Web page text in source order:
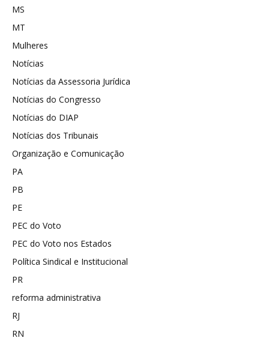
MS
MT
Mulheres
Notícias
Notícias da Assessoria Jurídica
Notícias do Congresso
Notícias do DIAP
Notícias dos Tribunais
Organização e Comunicação
PA
PB
PE
PEC do Voto
PEC do Voto nos Estados
Política Sindical e Institucional
PR
reforma administrativa
RJ
RN